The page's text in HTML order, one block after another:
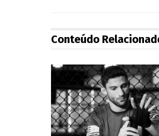
Conteúdo